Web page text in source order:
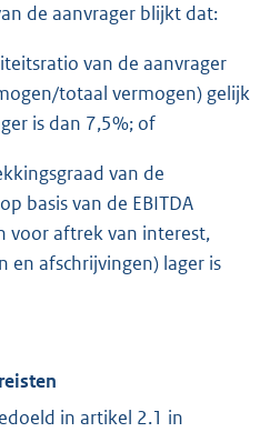
de aanvrager blijkt dat:
van de aanvrager
totaal vermogen) gelijk
is dan 7,5%; of
van de
basis van de EBITDA
voor aftrek van interest,
en afschrijvingen) lager is
in artikel 2.1 in